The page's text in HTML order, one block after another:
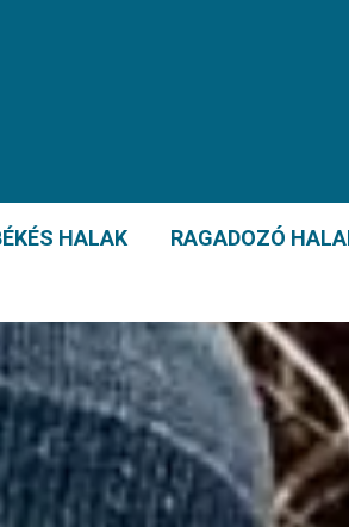
HALAK RAGADOZÓ